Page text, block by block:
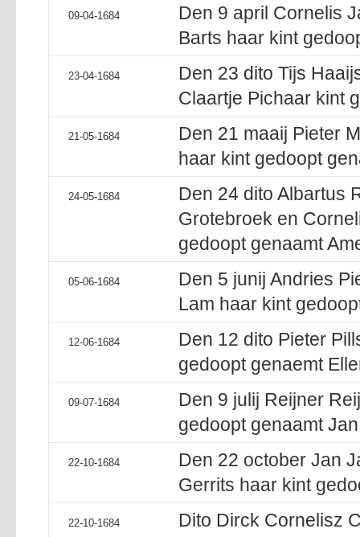
09-04-1684
Den 9 april Cornelis
Barts haar kint
23-04-1684
Den 23 dito Tijs
Claartje Pichaar kint
21-05-1684
Den 21 maaij Pieter
haar kint gedoopt
24-05-1684
Den 24 dito Albartus
Grotebroek en
gedoopt genaamt
05-06-1684
Den 5 junij Andries
Lam haar kint
12-06-1684
Den 12 dito Pieter
gedoopt genaemt
09-07-1684
Den 9 julij Reijner
gedoopt genaamt
22-10-1684
Den 22 october Jan
Gerrits haar kint
22-10-1684
Dito Dirck Cornelisz